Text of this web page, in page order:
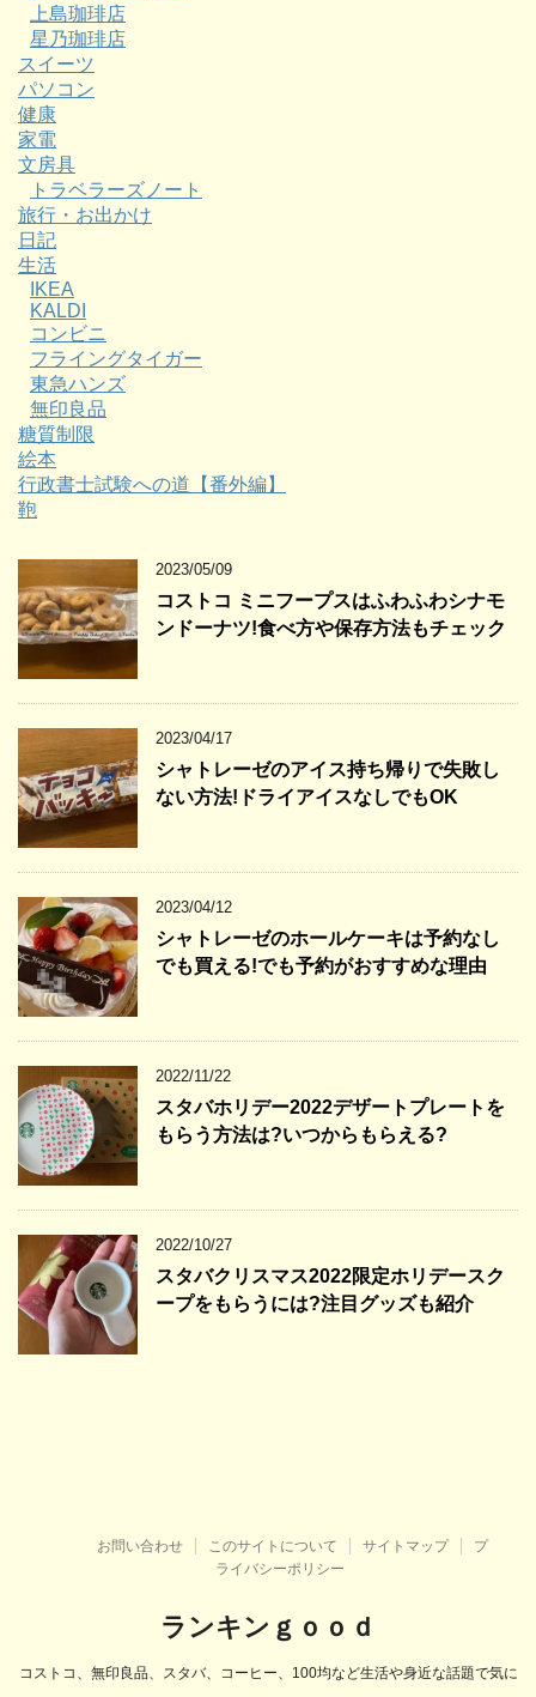
上島珈琲店
星乃珈琲店
スイーツ
パソコン
健康
家電
文房具
トラベラーズノート
旅行・お出かけ
日記
生活
IKEA
KALDI
コンビニ
フライングタイガー
東急ハンズ
無印良品
糖質制限
絵本
行政書士試験への道【番外編】
鞄
2023/05/09
コストコ ミニフープスはふわふわシナモ
ンドーナツ!食べ方や保存方法もチェック
2023/04/17
シャトレーゼのアイス持ち帰りで失敗し
ない方法!ドライアイスなしでもOK
2023/04/12
シャトレーゼのホールケーキは予約なし
でも買える!でも予約がおすすめな理由
2022/11/22
スタバホリデー2022デザートプレートを
もらう方法は?いつからもらえる?
2022/10/27
スタバクリスマス2022限定ホリデースク
ープをもらうには?注目グッズも紹介
お問い合わせ このサイトについて サイトマップ
プ
ライバシーポリシー
ランキンｇｏｏｄ
コストコ、無印良品、スタバ、コーヒー、100均など生活や身近な話題で気に